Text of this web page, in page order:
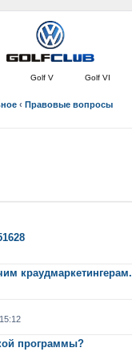
Golf V Golf VI
‹ Правовые вопросы
краудмаркетингерам.
программы?